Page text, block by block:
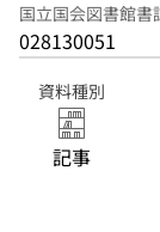
国立国会図書館書
028130051
資料種別
記事